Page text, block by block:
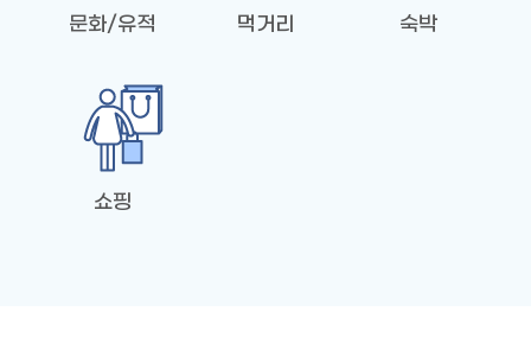
문화/유적 먹거리 숙박
쇼핑